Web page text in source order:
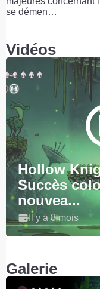
se démen…
Vidéos
Hollow
Succès
nouvea...
Il y a 8 mois
Galerie